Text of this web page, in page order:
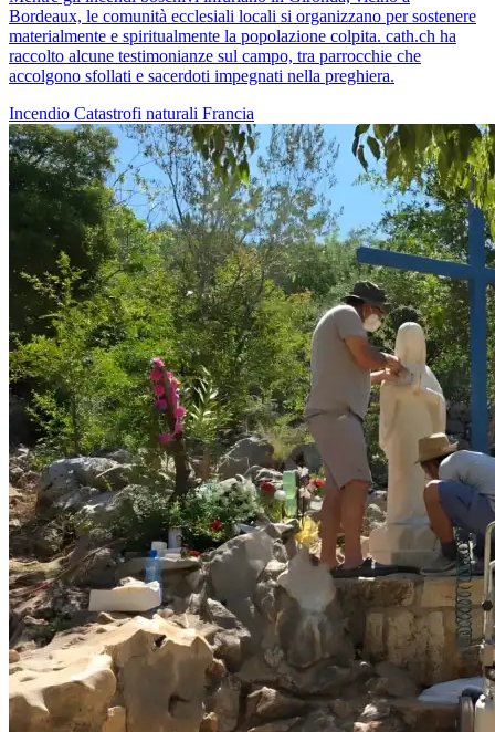
Bordeaux, le comunità ecclesiali locali si organizzano per sostenere
materialmente e spiritualmente la popolazione colpita. cath.ch ha
raccolto alcune testimonianze sul campo, tra parrocchie che
accolgono sfollati e sacerdoti impegnati nella preghiera.
Incendio Catastrofi naturali Francia